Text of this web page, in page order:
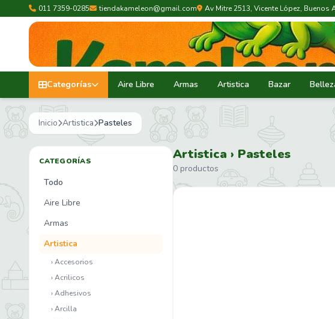
011 7359-0285 tiendakameleon@gmail.com Av Mitre 2513, Vicente López, Buenos
Categorías Aire Libre Armas Artistica Bazar
Inicio Artistica Pasteles
CATEGORÍAS
Todo
Aire Libre
Armas
Artistica
› Accesorios
› Acrilicos
› Adhesivos
› Arcilla
Artistica › Pasteles
0 productos